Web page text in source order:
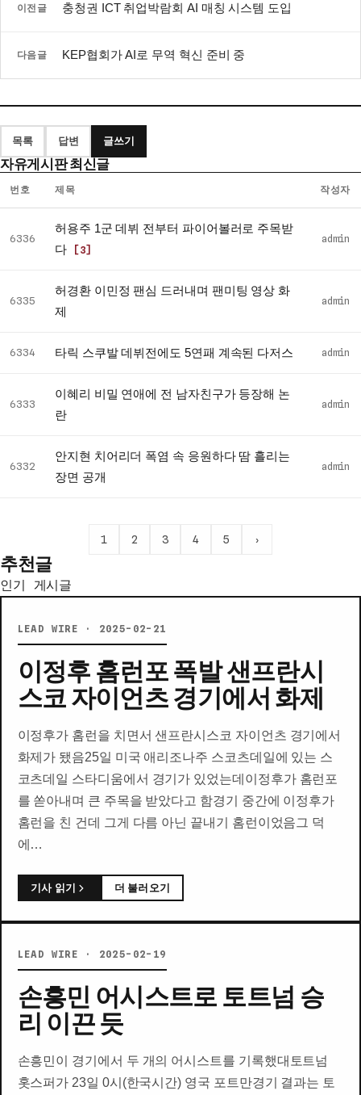
이전글 충청권 ICT 취업박람회 AI 매칭 시스템 도입
다음글 KEP협회가 AI로 무역 혁신 준비 중
목록 답변 글쓰기
자유게시판 최신글
유
판
글
록
번호 제목 작성자
6336
허용주 1군 데뷔 전부터 파이어볼러로 주목받
다
[3]
admin
6335
허경환 이민정 팬심 드러내며 팬미팅 영상 화
제
admin
6334 타릭 스쿠발 데뷔전에도 5연패 계속된 다저스 admin
6333
이혜리 비밀 연애에 전 남자친구가 등장해 논
란
admin
6332
안지현 치어리더 폭염 속 응원하다 땀 흘리는
장면 공개
admin
1 2 3 4 5 ›
추천글
인기 게시글
LEAD WIRE · 2025-02-21
이정후 홈런포 폭발 샌프란시
스코 자이언츠 경기에서 화제
이정후가 홈런을 치면서 샌프란시스코 자이언츠 경기에서
화제가 됐음25일 미국 애리조나주 스코츠데일에 있는 스
코츠데일 스타디움에서 경기가 있었는데이정후가 홈런포
를 쏟아내며 큰 주목을 받았다고 함경기 중간에 이정후가
홈런을 친 건데 그게 다름 아닌 끝내기 홈런이었음그 덕
에…
기사 읽기 더 불러오기
LEAD WIRE · 2025-02-19
손흥민 어시스트로 토트넘 승
리 이끈 듯
손흥민이 경기에서 두 개의 어시스트를 기록했대토트넘
홋스퍼가 23일 0시(한국시간) 영국 포트만경기 결과는 토